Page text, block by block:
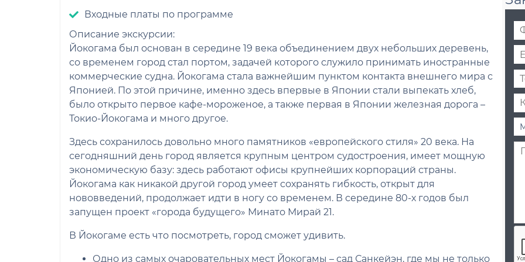
Входные платы по программе
Описание экскурсии:
Йокогама был основан в середине 19 века объединением двух небольших деревень,
со временем город стал портом, задачей которого служило принимать иностранные
коммерческие судна. Йокогама стала важнейшим пунктом контакта внешнего мира с
Японией. По этой причине, именно здесь впервые в Японии стали выпекать хлеб,
было открыто первое кафе-мороженое, а также первая в Японии железная дорога –
Токио-Йокогама и много другое.
Здесь сохранилось довольно много памятников «европейского стиля» 20 века. На
сегодняшний день город является крупным центром судостроения, имеет мощную
экономическую базу: здесь работают офисы крупнейших корпораций страны.
Йокогама как никакой другой город умеет сохранять гибкость, открыт для
нововведений, продолжает идти в ногу со временем. В середине 80-х годов был
запущен проект «города будущего» Минато Мирай 21.
В Йокогаме есть что посмотреть, город сможет удивить.
Одно из самых очаровательных мест Йокогамы – сад Санкейэн, где мы не только
Ф
И
О
*
-
m
a
l
е
е
ф
о
о
и
ч
о
Д
а
у
и
М
е
а
е